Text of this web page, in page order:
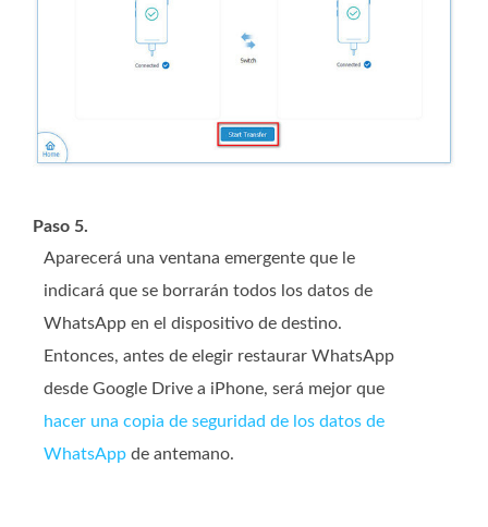
Paso 5.
Aparecerá una ventana emergente que le
indicará que se borrarán todos los datos de
WhatsApp en el dispositivo de destino.
Entonces, antes de elegir restaurar WhatsApp
desde Google Drive a iPhone, será mejor que
hacer una copia de seguridad de los datos de
WhatsApp de antemano.